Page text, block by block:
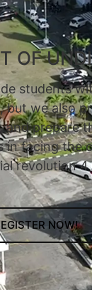
OF
students
but we also
and prepare
in facing the
revolution
NOW!